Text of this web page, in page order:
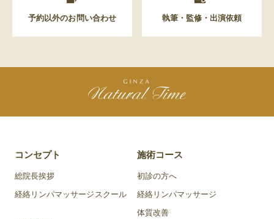
予約以外のお問い合わせ 執筆・監修・出演依頼
コンセプト
総院長挨拶
経絡リンパマッサージスクール
施術コース
初診の方へ
経絡リンパマッサージ
体質改善